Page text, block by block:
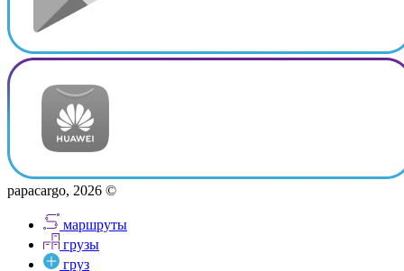
papacargo, 2026 ©
маршруты
грузы
груз